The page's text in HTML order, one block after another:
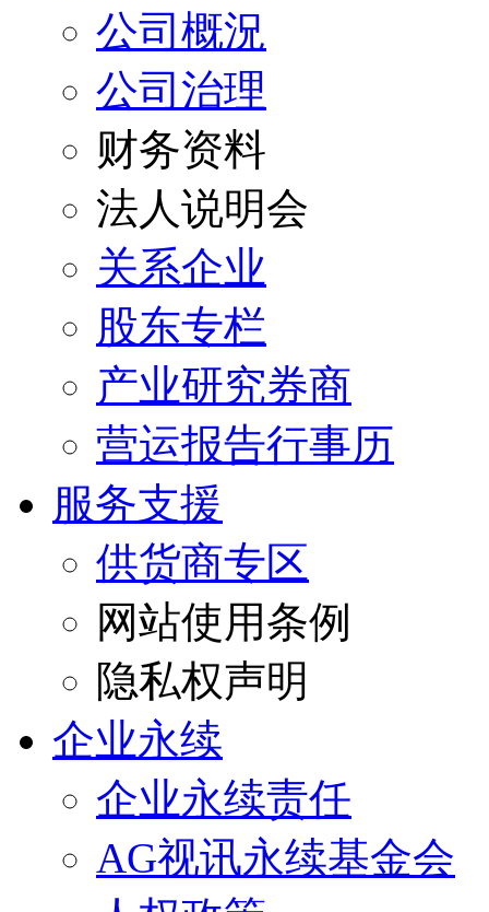
公司概況
公司治理
财务资料
法人说明会
关系企业
股东专栏
产业研究券商
营运报告行事历
服务支援
供货商专区
网站使用条例
隐私权声明
企业永续
企业永续责任
AG视讯永续基金会